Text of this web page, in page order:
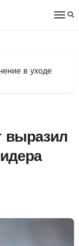
в уходе
выразил